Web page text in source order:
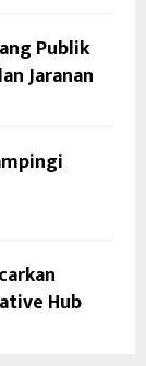
Publik
Jaranan
Hub